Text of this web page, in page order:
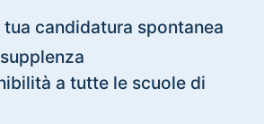
tua candidatura spontanea
a tutte le scuole di